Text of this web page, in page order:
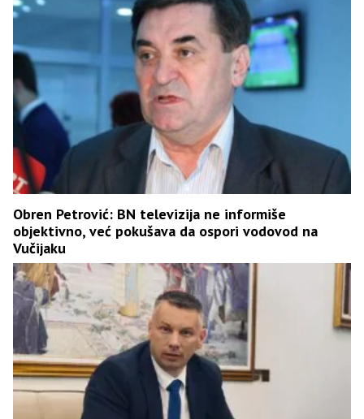
Obren Petrović: BN televizija ne informiše
objektivno, već pokušava da ospori vodovod na
Vučijaku